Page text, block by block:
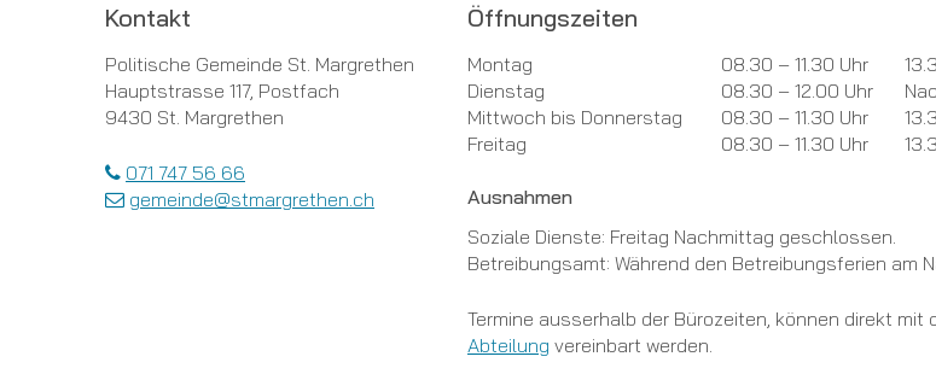
Footer
Kontakt
Politische Gemeinde St. Margrethen
Hauptstrasse 117, Postfach
9430 St. Margrethen
071 747 56 66
gemeinde@stmargrethen.ch
Öffnungszeiten
TagÖffnungszeiten Vormittag Öffnungszeiten
Montag 08.30 – 11.30 Uhr
Dienstag
08.30 – 12.00 Uhr
Mittwoch bis Donnerstag
08.30 – 11.30 Uhr
Freitag
08.30 – 11.30 Uhr
Ausnahmen
Soziale Dienste: Freitag Nachmittag geschlossen.
Betreibungsamt: Während den Betreibungsferien am
Termine ausserhalb der Bürozeiten, können direkt mit
Abteilung vereinbart werden.